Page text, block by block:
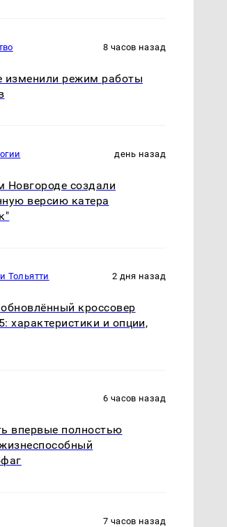
России
этого
купить?
СМИ: В Химках на
полицейскую
машину напали и
8 часов назад
изменили режим работы
день назад
Новгороде создали
версию катера
Тольятти 2 дня назад
кроссовер
характеристики и опции,
6 часов назад
впервые полностью
7 часов назад